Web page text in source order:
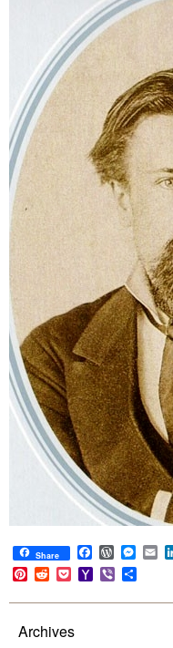
Share Facebook
Pinterest
RedditPocketYahoo
Mail
Viber
Archives